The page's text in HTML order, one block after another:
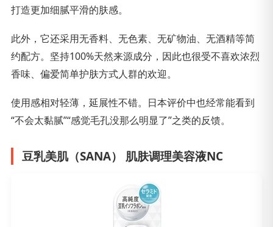
打造更加细腻平滑的肤感。
此外，它还采用无香料、无色素、无矿物油、无酒精等简
约配方。坚持100%天然来源成分，因此也很受不喜欢浓烈
香味、偏爱简单护肤方式人群的欢迎。
使用感相对轻薄，延展性不错。日本评价中也经常能看到
“不会太黏腻”“感觉毛孔没那么明显了”之类的反馈。
豆乳美肌（SANA） 肌肤调理美容液NC